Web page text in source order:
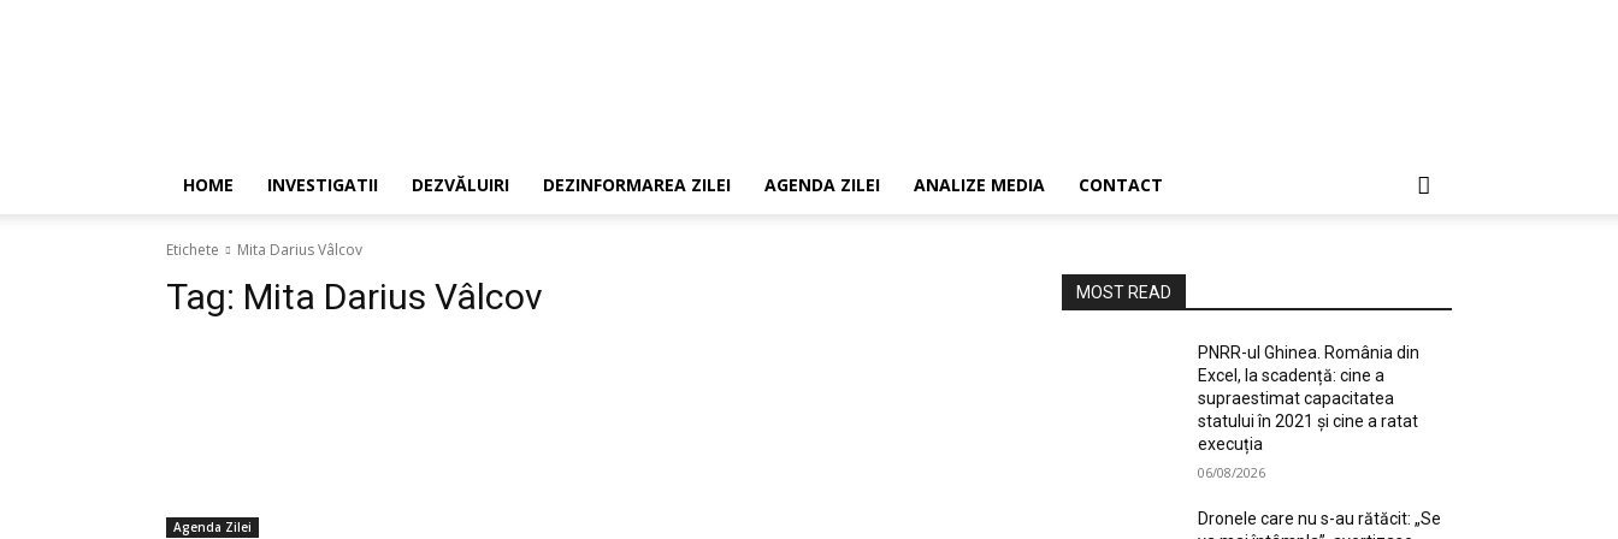
HOME INVESTIGATII DEZVĂLUIRI DEZINFORMAREA ZILEI AGENDA ZILEI ANALIZE MEDIA CONTACT
Etichete Mita Darius Vâlcov
Tag: Mita Darius Vâlcov
Agenda Zilei
MOST READ
PNRR-ul Ghinea. România din
Excel, la scadență: cine a
supraestimat capacitatea
statului în 2021 și cine a ratat
execuția
06/08/2026
Dronele care nu s-au rătăcit: „Se